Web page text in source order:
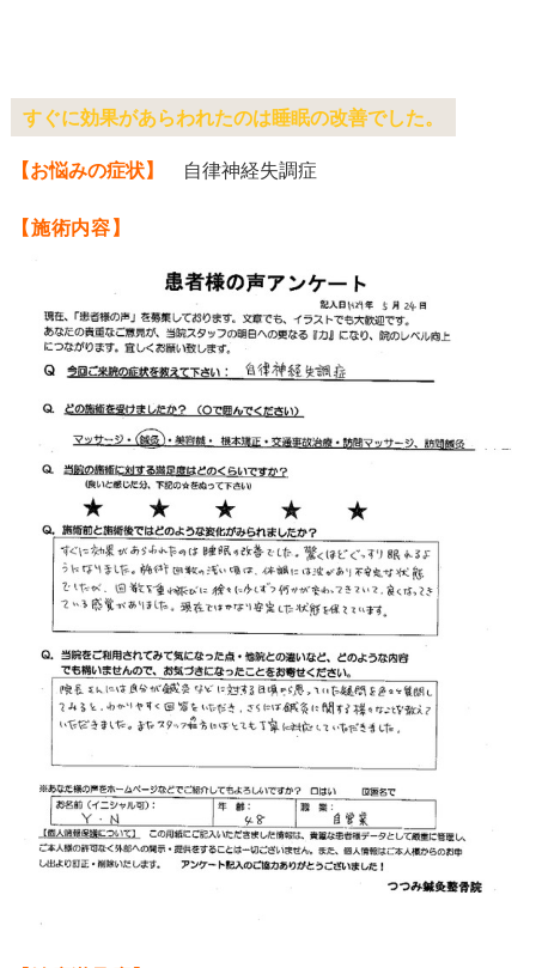
すぐに効果があらわれたのは睡眠の改善でした。
【お悩みの症状】 自律神経失調症
【施術内容】